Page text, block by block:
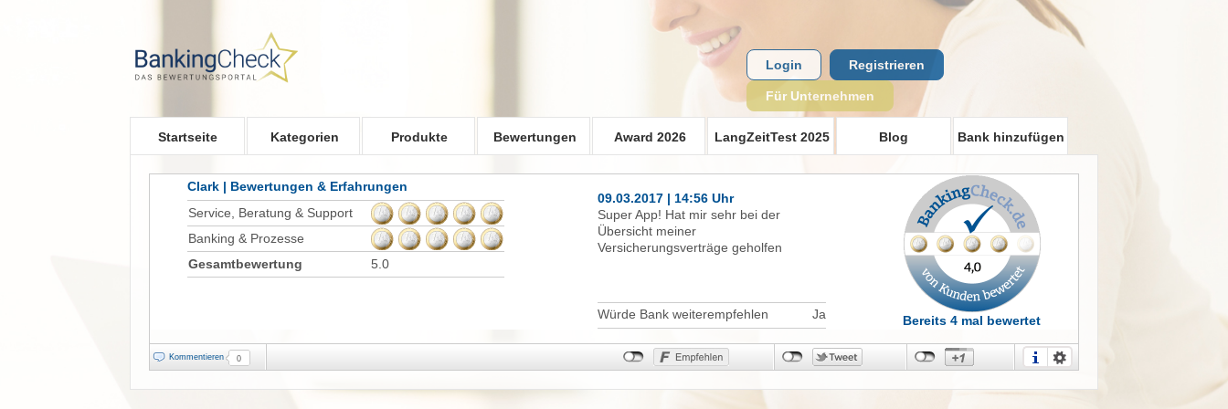
Startseite Kategorien Produkte Bewertungen Award 2026 LangZeitTest 2025 Blog Bank hinzufügen
Login Registrieren
Für Unternehmen
Clark | Bewertungen & Erfahrungen
Service, Beratung & Support
Banking & Prozesse
Gesamtbewertung
5.0
09.03.2017 | 14:56 Uhr
Super App! Hat mir sehr bei der
Übersicht meiner
Versicherungsverträge geholfen
Würde Bank weiterempfehlen Ja Bereits 4 mal bewertet
Kommentieren 0